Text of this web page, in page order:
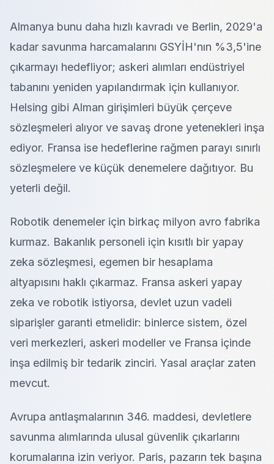
Almanya bunu daha hızlı kavradı ve Berlin, 2029'a
kadar savunma harcamalarını GSYİH'nın %3,5'ine
çıkarmayı hedefliyor; askeri alımları endüstriyel
tabanını yeniden yapılandırmak için kullanıyor.
Helsing gibi Alman girişimleri büyük çerçeve
sözleşmeleri alıyor ve savaş drone yetenekleri inşa
ediyor. Fransa ise hedeflerine rağmen parayı sınırlı
sözleşmelere ve küçük denemelere dağıtıyor. Bu
yeterli değil.
Robotik denemeler için birkaç milyon avro fabrika
kurmaz. Bakanlık personeli için kısıtlı bir yapay
zeka sözleşmesi, egemen bir hesaplama
altyapısını haklı çıkarmaz. Fransa askeri yapay
zeka ve robotik istiyorsa, devlet uzun vadeli
siparişler garanti etmelidir: binlerce sistem, özel
veri merkezleri, askeri modeller ve Fransa içinde
inşa edilmiş bir tedarik zinciri. Yasal araçlar zaten
mevcut.
Avrupa antlaşmalarının 346. maddesi, devletlere
savunma alımlarında ulusal güvenlik çıkarlarını
korumalarına izin veriyor. Paris, pazarın tek başına